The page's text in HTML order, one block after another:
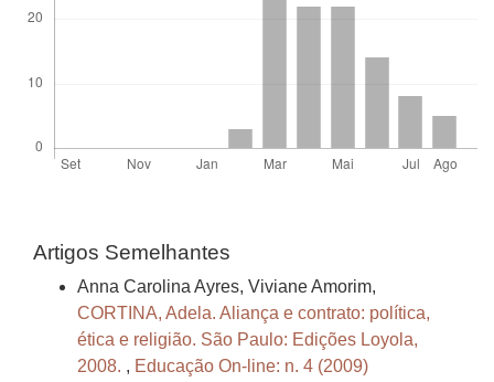
Artigos Semelhantes
Anna Carolina Ayres, Viviane Amorim,
CORTINA, Adela. Aliança e contrato: política,
ética e religião. São Paulo: Edições Loyola,
2008. , Educação On-line: n. 4 (2009)